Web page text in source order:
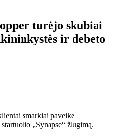
turėjo skubiai
ir debeto
smarkiai paveikė
„Synapse“ žlugimą.